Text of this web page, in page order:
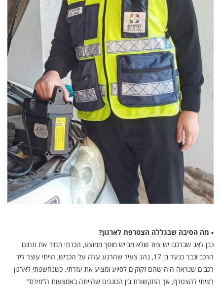
▪ מה הסיבה שבגללה הצטרפת לארגון?
כבן לאב שברכבו יש ציוד שלא מבייש מוסך ממוצע, הכרתי תמיד את תחום
הרכב וכבר כנער בן 17, נהג צעיר שהרגע עלה על הכביש, הייתי עוצר ליד
רכבים שנראה היה שהם זקוקים לסיוע ומציע את עזרתי. כשנחשפתי לארגון
רציתי להצטרף, אך התקשורת בין הכוננים שהייתה באמצעות ה”מירס”